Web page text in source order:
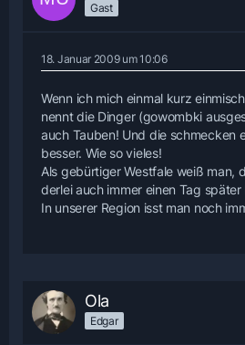
Gast
18. Januar 2009 um 10:06
Wenn ich mich einmal kurz
nennt die Dinger (gowombki
auch Tauben! Und die schmecken
besser. Wie so vieles!
Als gebürtiger Westfale weiß man,
derlei auch immer einen Tag
In unserer Region isst man noch
Ola
Edgar